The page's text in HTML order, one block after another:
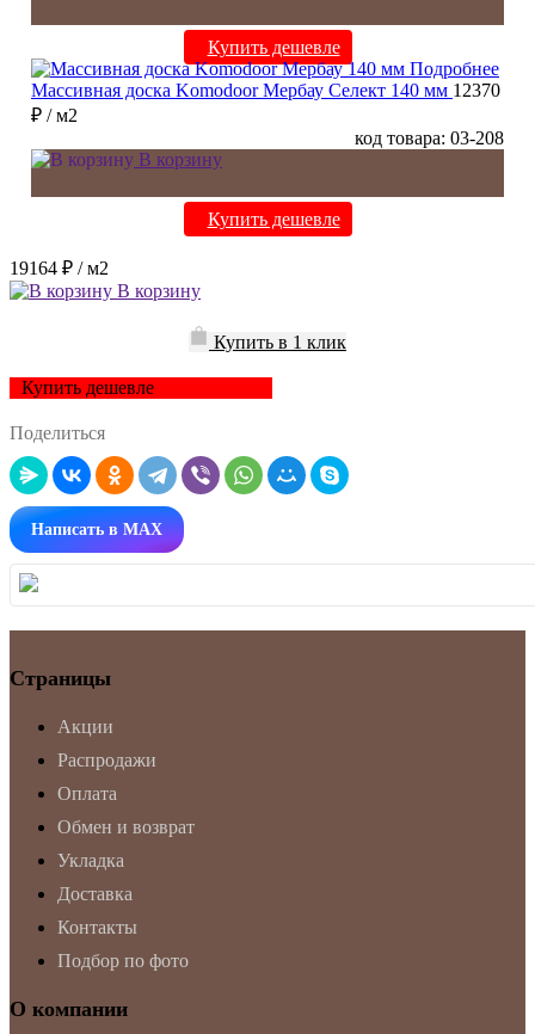
Купить дешевле
Подробнее
Массивная доска Komodoor Мербау Селект 140 мм 12370
₽ / м2
код товара: 03-208
В корзину
Купить дешевле
19164 ₽ / м2
В корзину
Купить в 1 клик
Купить дешевле
Поделиться
Написать в MAX
Страницы
Акции
Распродажи
Оплата
Обмен и возврат
Укладка
Доставка
Контакты
Подбор по фото
О компании